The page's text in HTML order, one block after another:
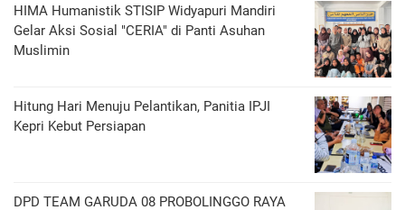
HIMA Humanistik STISIP Widyapuri Mandiri
Gelar Aksi Sosial "CERIA" di Panti Asuhan
Muslimin
Hitung Hari Menuju Pelantikan, Panitia IPJI
Kepri Kebut Persiapan
DPD TEAM GARUDA 08 PROBOLINGGO RAYA